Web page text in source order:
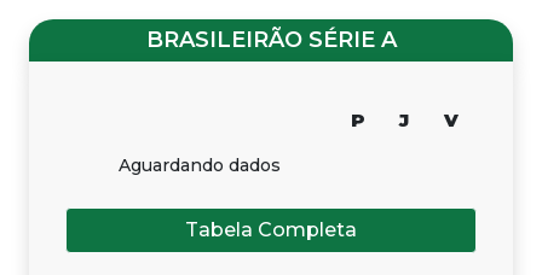
BRASILEIRÃO SÉRIE A
P J V
Aguardando dados
Tabela Completa